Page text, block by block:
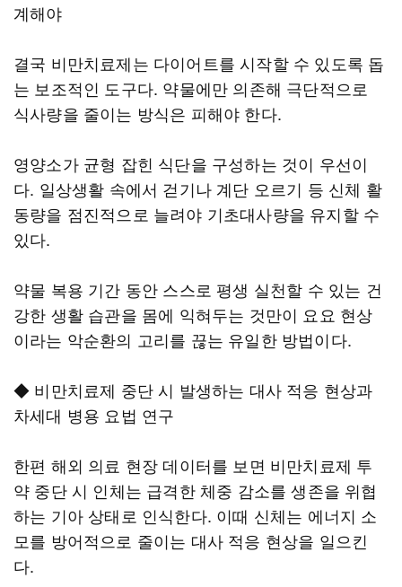
계해야
결국 비만치료제는 다이어트를 시작할 수 있도록 돕
는 보조적인 도구다. 약물에만 의존해 극단적으로
식사량을 줄이는 방식은 피해야 한다.
영양소가 균형 잡힌 식단을 구성하는 것이 우선이
다. 일상생활 속에서 걷기나 계단 오르기 등 신체 활
동량을 점진적으로 늘려야 기초대사량을 유지할 수
있다.
약물 복용 기간 동안 스스로 평생 실천할 수 있는 건
강한 생활 습관을 몸에 익혀두는 것만이 요요 현상
이라는 악순환의 고리를 끊는 유일한 방법이다.
◆ 비만치료제 중단 시 발생하는 대사 적응 현상과
차세대 병용 요법 연구
한편 해외 의료 현장 데이터를 보면 비만치료제 투
약 중단 시 인체는 급격한 체중 감소를 생존을 위협
하는 기아 상태로 인식한다. 이때 신체는 에너지 소
모를 방어적으로 줄이는 대사 적응 현상을 일으킨
다.